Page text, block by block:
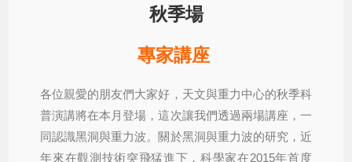
秋季場
專家講座
各位親愛的朋友們大家好，天文與重力中心的秋季科
普演講將在本月登場，這次讓我們透過兩場講座，一
同認識黑洞與重力波。關於黑洞與重力波的研究，近
年來在觀測技術突飛猛進下，科學家在2015年首度